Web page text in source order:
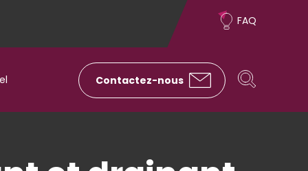
FAQ
Contactez-nous
Rechercher
Rechercher